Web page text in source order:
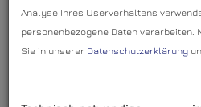
Beschreibung
Analyse Ihres Userverhaltens
personenbezogene Daten verarbeiten.
Sie in unserer Datenschutzerklärung